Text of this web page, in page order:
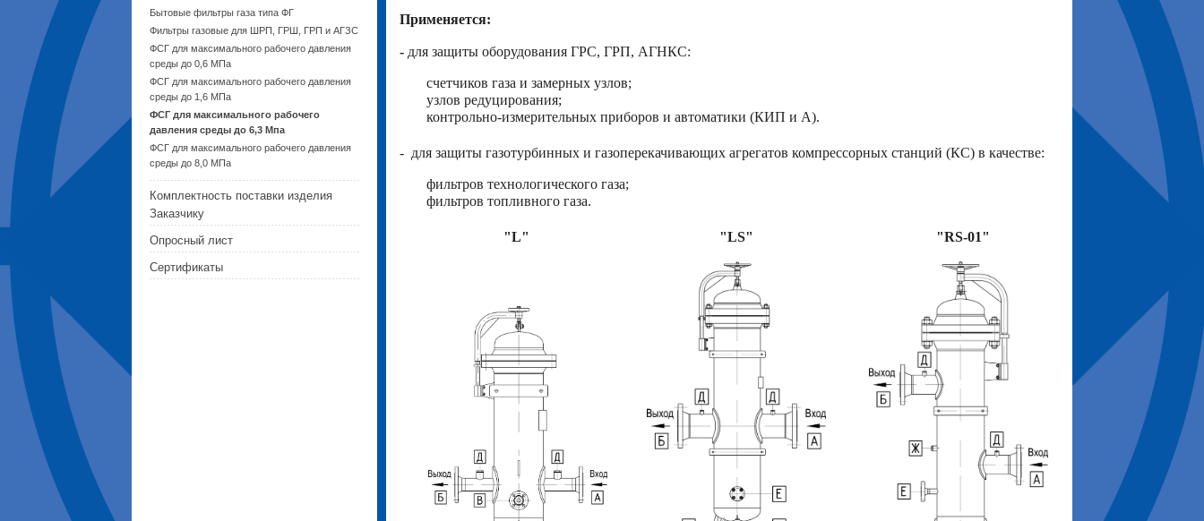
Применяется:
- для защиты оборудования ГРС, ГРП, АГНКС:
счетчиков газа и замерных узлов;
узлов редуцирования;
контрольно-измерительных приборов и автоматики (КИП и А).
- для защиты газотурбинных и газоперекачивающих агрегатов компрессорных станций (КС) в качестве:
фильтров технологического газа;
фильтров топливного газа.
"L" "LS" "RS-01"
Бытовые фильтры газа типа ФГ
Фильтры газовые для ШРП, ГРШ, ГРП и АГЗС
ФСГ для максимального рабочего давления
среды до 0,6 МПа
ФСГ для максимального рабочего давления
среды до 1,6 МПа
ФСГ для максимального рабочего
давления среды до 6,3 Мпа
ФСГ для максимального рабочего давления
среды до 8,0 МПа
Комплектность поставки изделия
Заказчику
Опросный лист
Сертификаты